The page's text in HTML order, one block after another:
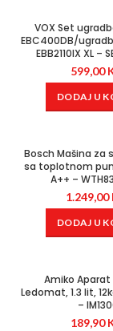
VOX Set
EBC400DB/
EBB2110IX XL –
599,00
DODAJ U
Bosch Mašina za
sa toplotnom
A++ –
1.249,00
DODAJ U
Amiko Aparat
Ledomat, 1.3 lit,
–
189,90